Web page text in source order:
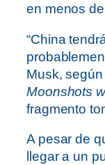
en menos
“China
Musk,
Moonshots
fragmento
A pesar de
llegar a un